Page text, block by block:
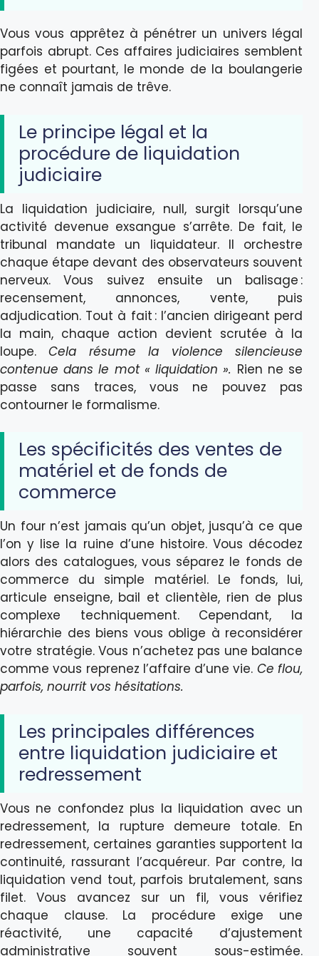
Vous vous apprêtez à pénétrer un univers légal
parfois abrupt. Ces affaires judiciaires semblent
figées et pourtant, le monde de la boulangerie
ne connaît jamais de trêve.
Le principe légal et la
procédure de liquidation
judiciaire
La liquidation judiciaire, null, surgit lorsqu’une
activité devenue exsangue s’arrête. De fait, le
tribunal mandate un liquidateur. Il orchestre
chaque étape devant des observateurs souvent
nerveux. Vous suivez ensuite un balisage :
recensement, annonces, vente, puis
adjudication. Tout à fait : l’ancien dirigeant perd
la main, chaque action devient scrutée à la
loupe.Cela résume la violence silencieuse
contenue dans le mot « liquidation ». Rien ne se
passe sans traces, vous ne pouvez pas
contourner le formalisme.
Les spécificités des ventes de
matériel et de fonds de
commerce
Un four n’est jamais qu’un objet, jusqu’à ce que
l’on y lise la ruine d’une histoire. Vous décodez
alors des catalogues, vous séparez le fonds de
commerce du simple matériel. Le fonds, lui,
articule enseigne, bail et clientèle, rien de plus
complexe techniquement. Cependant, la
hiérarchie des biens vous oblige à reconsidérer
votre stratégie. Vous n’achetez pas une balance
comme vous reprenez l’affaire d’une vie. Ce flou,
parfois, nourrit vos hésitations.
Les principales différences
entre liquidation judiciaire et
redressement
Vous ne confondez plus la liquidation avec un
redressement, la rupture demeure totale. En
redressement, certaines garanties supportent la
continuité, rassurant l’acquéreur. Par contre, la
liquidation vend tout, parfois brutalement, sans
filet. Vous avancez sur un fil, vous vérifiez
chaque clause. La procédure exige une
réactivité, une capacité d’ajustement
administrative souvent sous-estimée.